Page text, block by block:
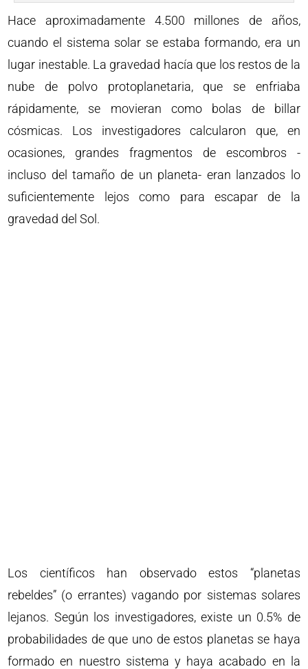
Hace aproximadamente 4.500 millones de años,
cuando el sistema solar se estaba formando, era un
lugar inestable. La gravedad hacía que los restos de la
nube de polvo protoplanetaria, que se enfriaba
rápidamente, se movieran como bolas de billar
cósmicas. Los investigadores calcularon que, en
ocasiones, grandes fragmentos de escombros -
incluso del tamaño de un planeta- eran lanzados lo
suficientemente lejos como para escapar de la
gravedad del Sol.
Los científicos han observado estos “planetas
rebeldes” (o errantes) vagando por sistemas solares
lejanos. Según los investigadores, existe un 0.5% de
probabilidades de que uno de estos planetas se haya
formado en nuestro sistema y haya acabado en la